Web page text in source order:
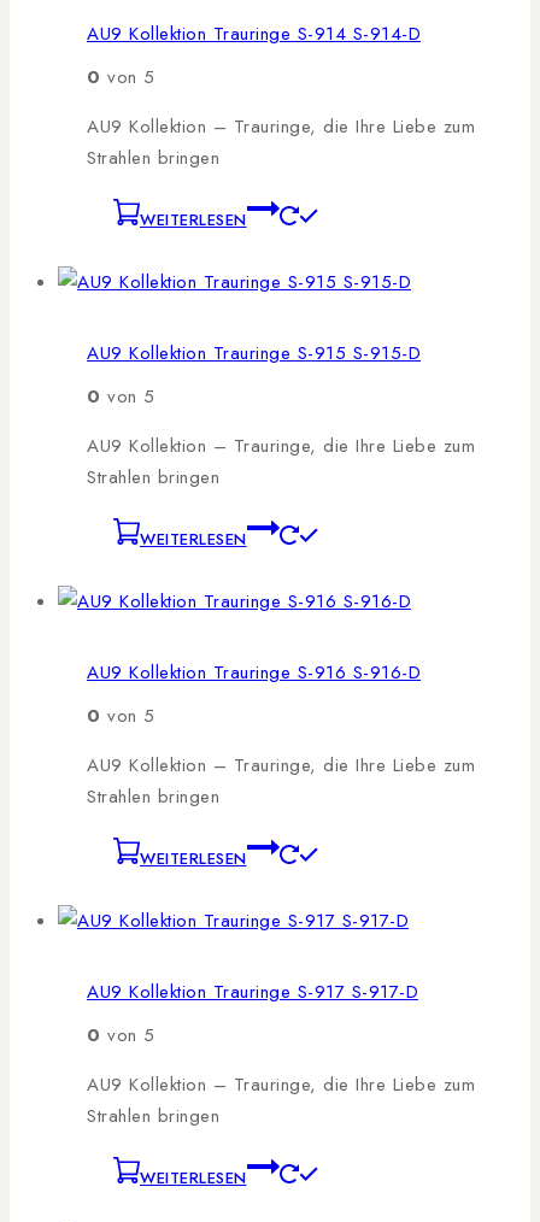
AU9 Kollektion Trauringe S-914 S-914-D
0 von 5
AU9 Kollektion – Trauringe, die Ihre Liebe zum
Strahlen bringen
WEITERLESEN
AU9 Kollektion Trauringe S-915 S-915-D
0 von 5
AU9 Kollektion – Trauringe, die Ihre Liebe zum
Strahlen bringen
WEITERLESEN
AU9 Kollektion Trauringe S-916 S-916-D
0 von 5
AU9 Kollektion – Trauringe, die Ihre Liebe zum
Strahlen bringen
WEITERLESEN
AU9 Kollektion Trauringe S-917 S-917-D
0 von 5
AU9 Kollektion – Trauringe, die Ihre Liebe zum
Strahlen bringen
WEITERLESEN